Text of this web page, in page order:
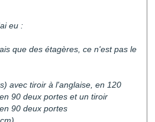
eu :
que des étagères, ce n'est pas le
avec tiroir à l'anglaise, en 120
90 deux portes et un tiroir
90 deux portes